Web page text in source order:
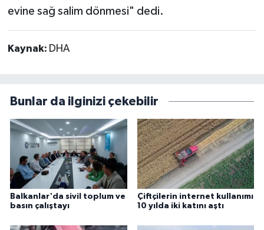
evine sağ salim dönmesi" dedi.
Kaynak: DHA
Bunlar da ilginizi çekebilir
Balkanlar'da sivil toplum ve
basın çalıştayı
Çiftçilerin internet kullanımı
10 yılda iki katını aştı